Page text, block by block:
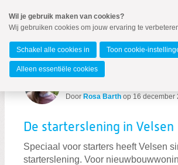
naar
Spring
de
inhoud
Spring
naar
hoofdmenu
IJmond
Door Rosa Barth op 16 december
De starterslening in Velsen
Speciaal voor starters heeft Velsen
starterslening. Voor
Wil je gebruik maken van cookies?
Wij gebruiken cookies om jouw ervaring te
Schakel alle cookies in Toon cookie-
Alleen essentiële cookies